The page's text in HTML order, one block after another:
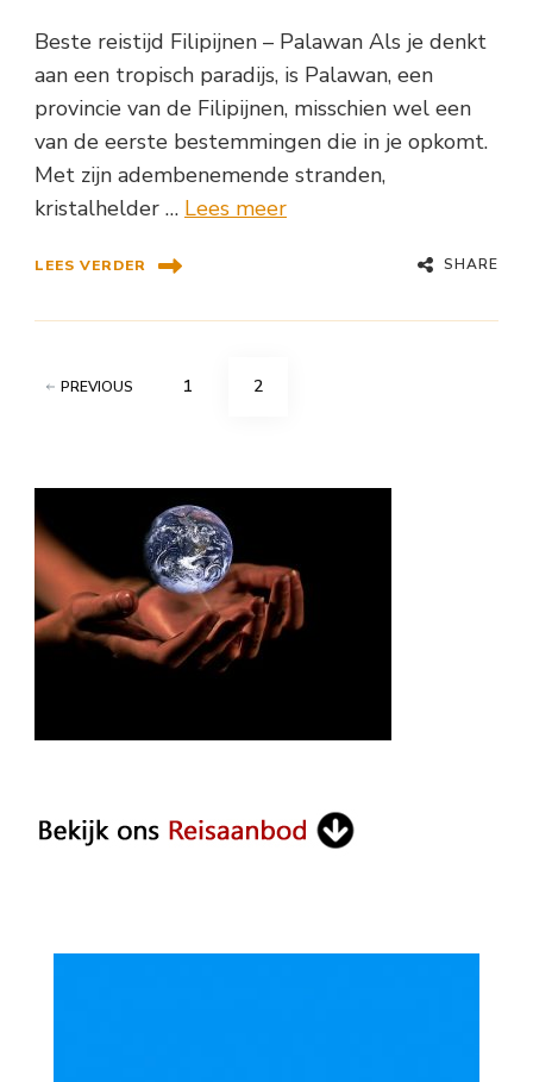
Beste reistijd Filipijnen – Palawan Als je denkt
aan een tropisch paradijs, is Palawan, een
provincie van de Filipijnen, misschien wel een
van de eerste bestemmingen die in je opkomt.
Met zijn adembenemende stranden,
kristalhelder … Lees meer
LEES VERDER SHARE
Berichten
PREVIOUS PAGE
1 PAGE
2